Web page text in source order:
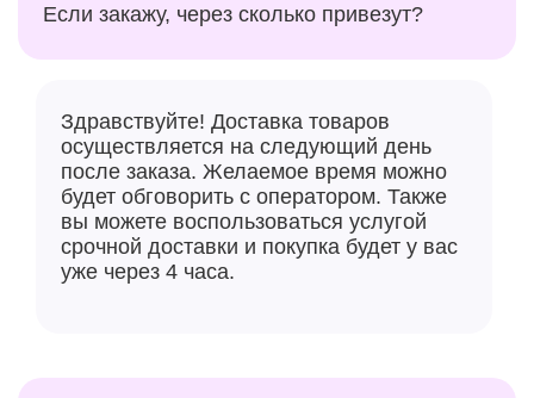
Если закажу, через сколько привезут?
Здравствуйте! Доставка товаров
осуществляется на следующий день
после заказа. Желаемое время можно
будет обговорить с оператором. Также
вы можете воспользоваться услугой
срочной доставки и покупка будет у вас
уже через 4 часа.